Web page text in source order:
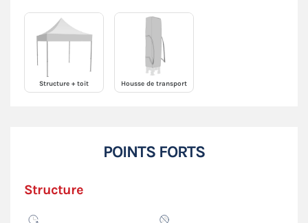
Structure + toit Housse de transport
POINTS FORTS
Structure